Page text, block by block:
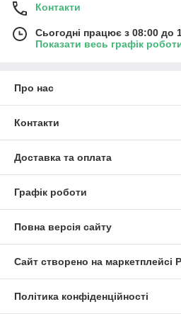
Контакти
Сьогодні працює з 08:00 до
Показати весь графік
Про нас
Контакти
Доставка та оплата
Графік роботи
Повна версія сайту
Сайт створено на маркетплейсі
Політика конфіденційності